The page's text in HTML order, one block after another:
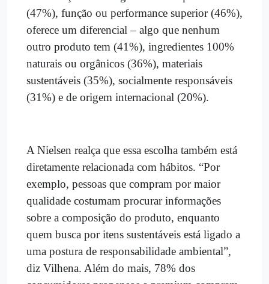
(47%), função ou performance superior (46%),
oferece um diferencial – algo que nenhum
outro produto tem (41%), ingredientes 100%
naturais ou orgânicos (36%), materiais
sustentáveis (35%), socialmente responsáveis
(31%) e de origem internacional (20%).
A Nielsen realça que essa escolha também está
diretamente relacionada com hábitos. “Por
exemplo, pessoas que compram por maior
qualidade costumam procurar informações
sobre a composição do produto, enquanto
quem busca por itens sustentáveis está ligado a
uma postura de responsabilidade ambiental”,
diz Vilhena. Além do mais, 78% dos